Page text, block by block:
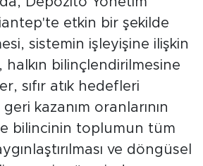
etkin bir şekilde
sistemin işleyişine ilişkin
bilinçlendirilmesine
sıfır atık hedefleri
kazanım oranlarının
bilincinin toplumun tüm
ve döngüsel